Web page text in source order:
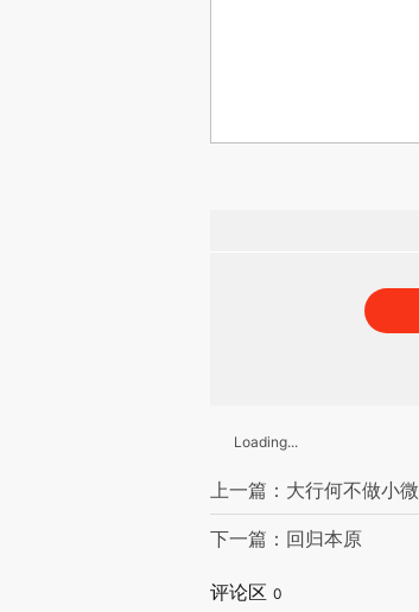
Loading...
上一篇：大行何不做小微
下一篇：回归本原
评论区 0